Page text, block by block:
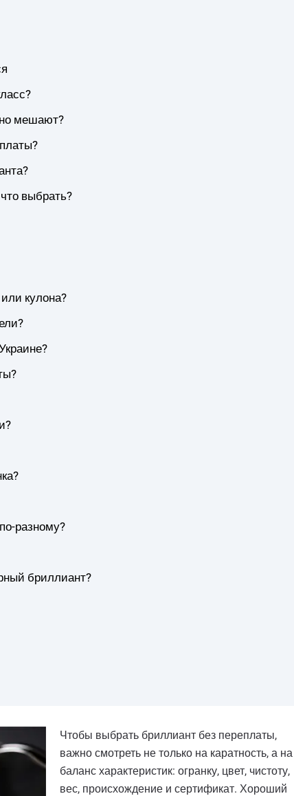
мешают?
выбрать?
кулона?
разному?
бриллиант?
Чтобы выбрать бриллиант без переплаты,
важно смотреть не только на каратность, а на
баланс характеристик: огранку, цвет, чистоту,
вес, происхождение и сертификат. Хороший